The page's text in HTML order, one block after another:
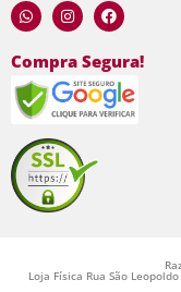
Compra Segura!
Loja Física Rua São